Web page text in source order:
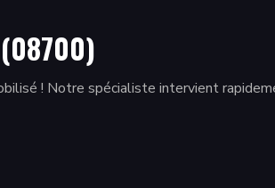
! Notre spécialiste intervient